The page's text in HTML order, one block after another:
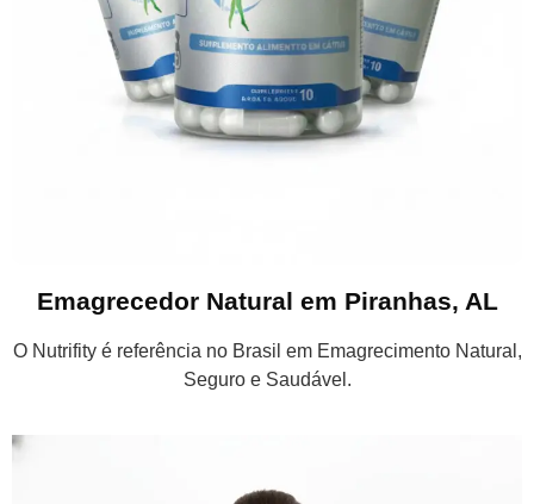
Emagrecedor Natural em Piranhas, AL
O Nutrifity é referência no Brasil em Emagrecimento Natural,
Seguro e Saudável.